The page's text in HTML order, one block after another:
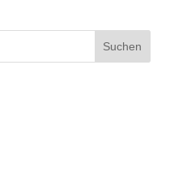
Suchen